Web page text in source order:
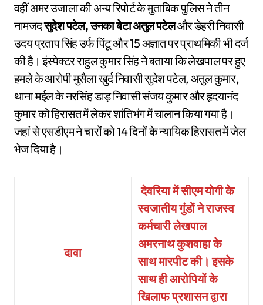
वहीं अमर उजाला की अन्य रिपोर्ट के मुताबिक पुलिस ने तीन
नामजदसुदेश पटेल, उनका बेटा अतुल पटेलऔर डेहरी निवासी
उदय प्रताप सिंह उर्फ पिंटू और 15 अज्ञात पर प्राथमिकी भी दर्ज
की है। इंस्पेक्टर राहुल कुमार सिंह ने बताया कि लेखपाल पर हुए
हमले के आरोपी मुसैला खुर्द निवासी सुदेश पटेल, अतुल कुमार,
थाना मईल के नरसिंह डाड़ निवासी संजय कुमार और हृदयानंद
कुमार को हिरासत में लेकर शांतिभंग में चालान किया गया है।
जहां से एसडीएम ने चारों को 14 दिनों के न्यायिक हिरासत में जेल
भेज दिया है।
दावा
देवरिया में सीएम योगी के
स्वजातीय गुंडों ने राजस्व
कर्मचारी लेखपाल
अमरनाथ कुशवाहा के
साथ मारपीट की। इसके
साथ ही आरोपियों के
खिलाफ प्रशासन द्वारा